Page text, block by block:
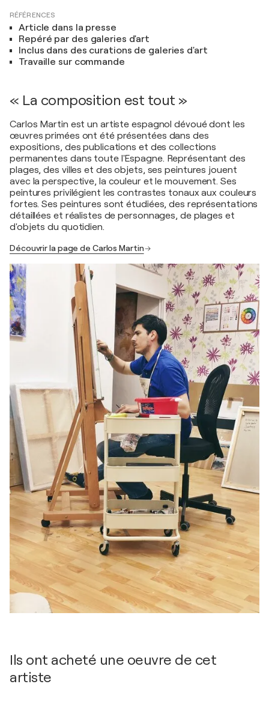
RÉFÉRENCES
Article dans la presse
Repéré par des galeries d'art
Inclus dans des curations de galeries d'art
Travaille sur commande
« La composition est tout »
Carlos Martin est un artiste espagnol dévoué dont les
œuvres primées ont été présentées dans des
expositions, des publications et des collections
permanentes dans toute l'Espagne. Représentant des
plages, des villes et des objets, ses peintures jouent
avec la perspective, la couleur et le mouvement. Ses
peintures privilégient les contrastes tonaux aux couleurs
fortes. Ses peintures sont étudiées, des représentations
détaillées et réalistes de personnages, de plages et
d'objets du quotidien.
Découvrir la page de Carlos Martin
Ils ont acheté une oeuvre de cet
artiste